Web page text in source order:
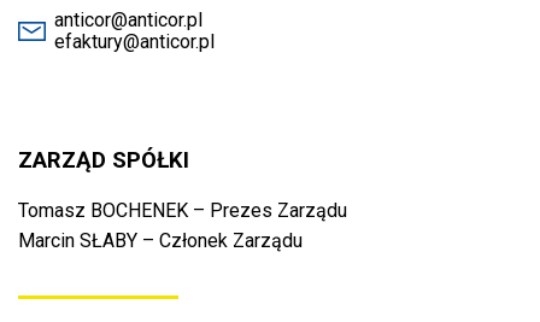
anticor@anticor.pl
efaktury@anticor.pl
ZARZĄD SPÓŁKI
Tomasz BOCHENEK – Prezes Zarządu
Marcin SŁABY – Członek Zarządu